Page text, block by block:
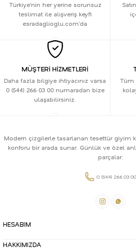
Türkiye’nin her yerine sorunsuz
teslimat ile alışveriş keyfi
esradaglioglu.com’da
MÜŞTERİ HİZMETLERİ
Daha fazla bilgiye ihtiyacınız varsa
0 (544) 266 03 00 numaradan bize
ulaşabilirsiniz.
Tüm
Modern çizgilerle tasarlanan tesettür giyim
konforu bir arada sunar. Günlük ve özel
parçalar.
0 (544) 266 03 00
HESABIM
HAKKIMIZDA